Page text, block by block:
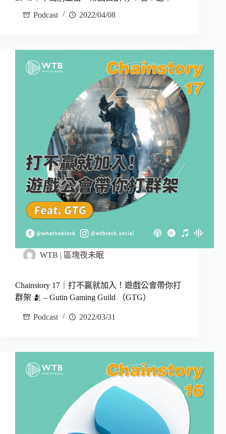
Podcast
2022/04/08
WTB | 區塊夜未眠
Chainstory 17｜打不贏就加入！遊戲公會帶你打
群架 🫂 – Gutin Gaming Guild （GTG）
Podcast 2022/03/31